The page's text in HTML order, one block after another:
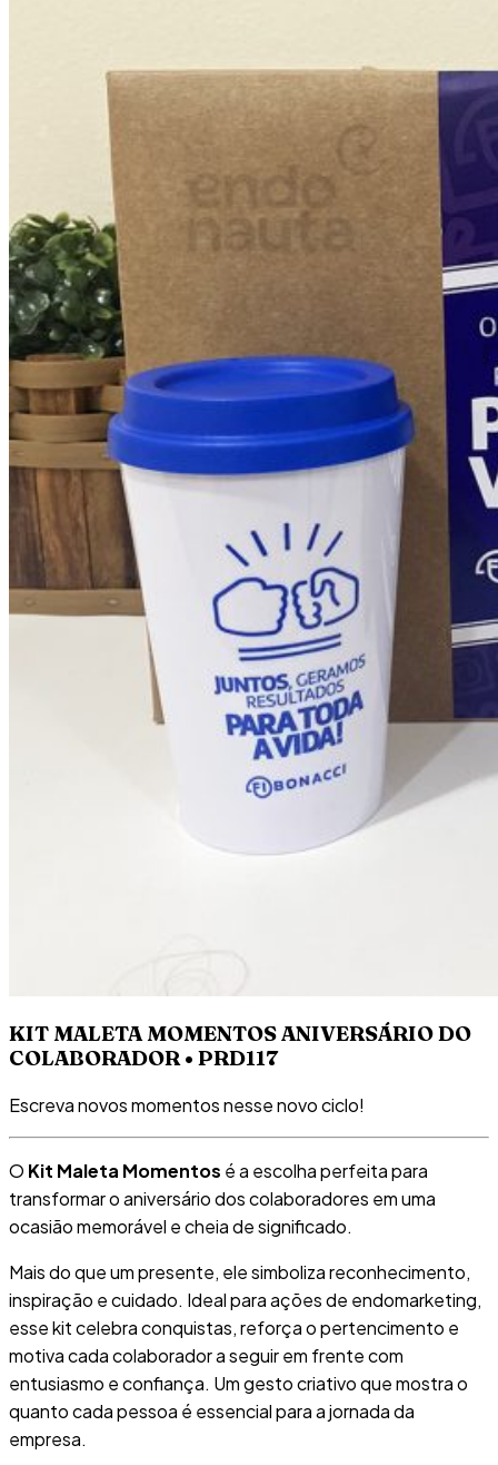
KIT MALETA MOMENTOS ANIVERSÁRIO DO
COLABORADOR • PRD117
Escreva novos momentos nesse novo ciclo!
O Kit Maleta Momentos é a escolha perfeita para
transformar o aniversário dos colaboradores em uma
ocasião memorável e cheia de significado.
Mais do que um presente, ele simboliza reconhecimento,
inspiração e cuidado. Ideal para ações de endomarketing,
esse kit celebra conquistas, reforça o pertencimento e
motiva cada colaborador a seguir em frente com
entusiasmo e confiança. Um gesto criativo que mostra o
quanto cada pessoa é essencial para a jornada da
empresa.